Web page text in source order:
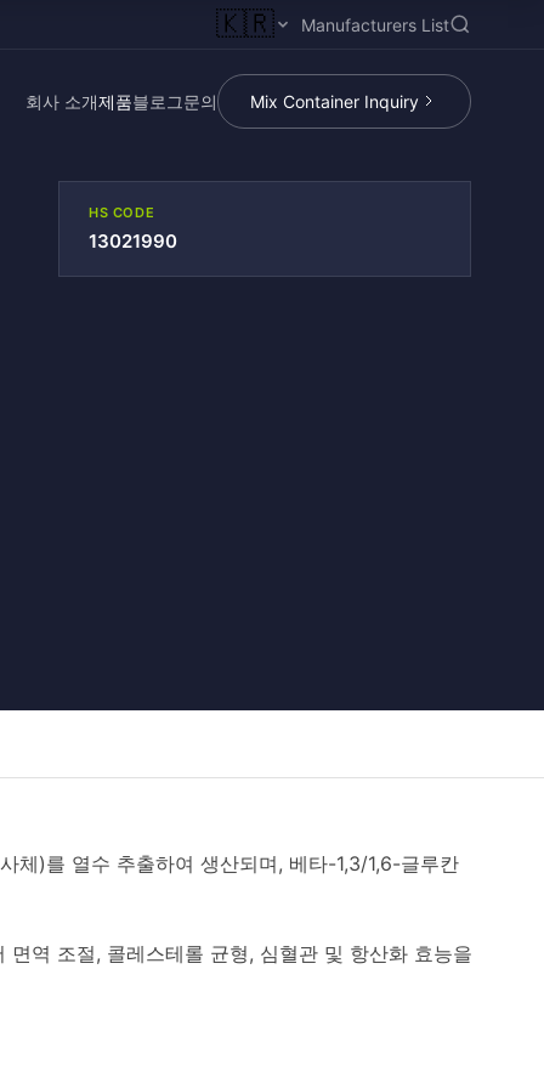
🇰🇷 Manufacturers List
회사 소개제품블로그문의 Mix Container Inquiry
HS CODE
13021990
체)를 열수 추출하여 생산되며, 베타-1,3/1,6-글루칸
역 조절, 콜레스테롤 균형, 심혈관 및 항산화 효능을